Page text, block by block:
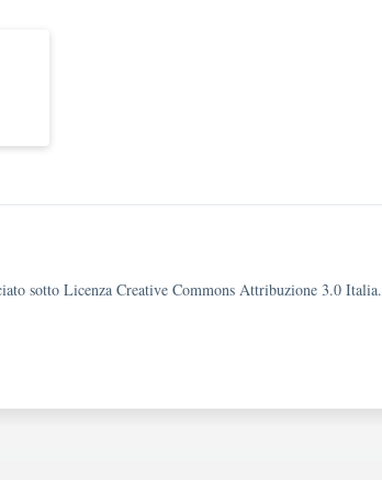
sotto Licenza Creative Commons Attribuzione 3.0 Italia.